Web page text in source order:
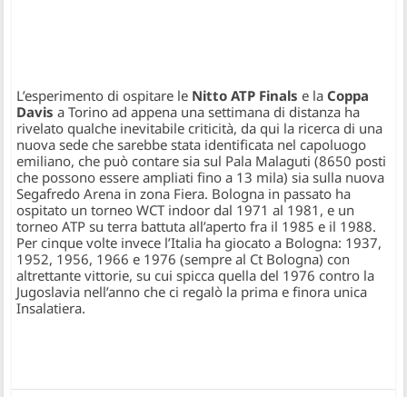
L’esperimento di ospitare le Nitto ATP Finals e laCoppa
Davis a Torino ad appena una settimana di distanza ha
rivelato qualche inevitabile criticità, da qui la ricerca di una
nuova sede che sarebbe stata identificata nel capoluogo
emiliano, che può contare sia sul Pala Malaguti (8650 posti
che possono essere ampliati fino a 13 mila) sia sulla nuova
Segafredo Arena in zona Fiera. Bologna in passato ha
ospitato un torneo WCT indoor dal 1971 al 1981, e un
torneo ATP su terra battuta all’aperto fra il 1985 e il 1988.
Per cinque volte invece l’Italia ha giocato a Bologna: 1937,
1952, 1956, 1966 e 1976 (sempre al Ct Bologna) con
altrettante vittorie, su cui spicca quella del 1976 contro la
Jugoslavia nell’anno che ci regalò la prima e finora unica
Insalatiera.